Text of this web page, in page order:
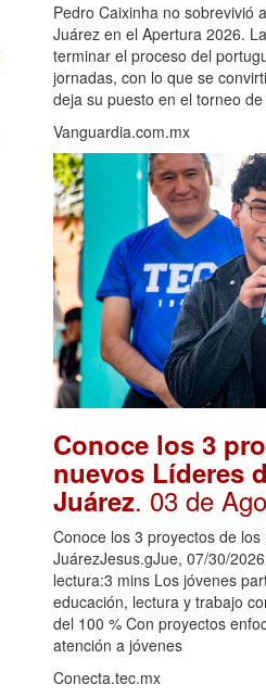
Pedro Caixinha no sobrevivió
Juárez en el Apertura 2026.
terminar el proceso del
jornadas, con lo que se
deja su puesto en el torneo
Vanguardia.com.mx
Conoce los 3
nuevos Líderes
Juárez. 03 de
Conoce los 3 proyectos de
JuárezJesus.gJue, 07/30/
lectura:3 mins Los jóvenes
educación, lectura y trabajo
del 100 % Con proyectos
atención a jóvenes
Conecta.tec.mx